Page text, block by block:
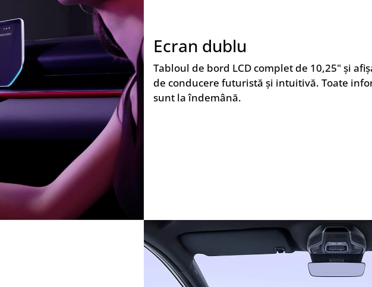
Ecran dublu
Tabloul de bord LCD complet de 10,25" și
de conducere futuristă și intuitivă. Toate
sunt la îndemână.